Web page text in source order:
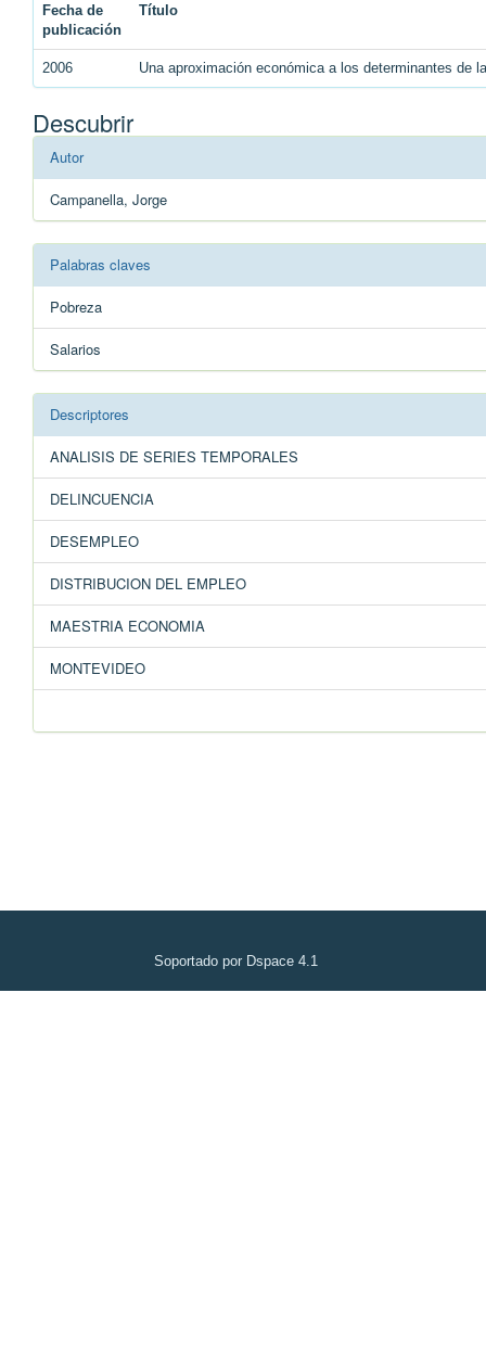
Fecha de
publicación
Título
2006 Una aproximación económica a los determinantes de
Descubrir
Autor
Campanella, Jorge
Palabras claves
Pobreza
Salarios
Descriptores
ANALISIS DE SERIES TEMPORALES
DELINCUENCIA
DESEMPLEO
DISTRIBUCION DEL EMPLEO
MAESTRIA ECONOMIA
MONTEVIDEO
Soportado por Dspace 4.1